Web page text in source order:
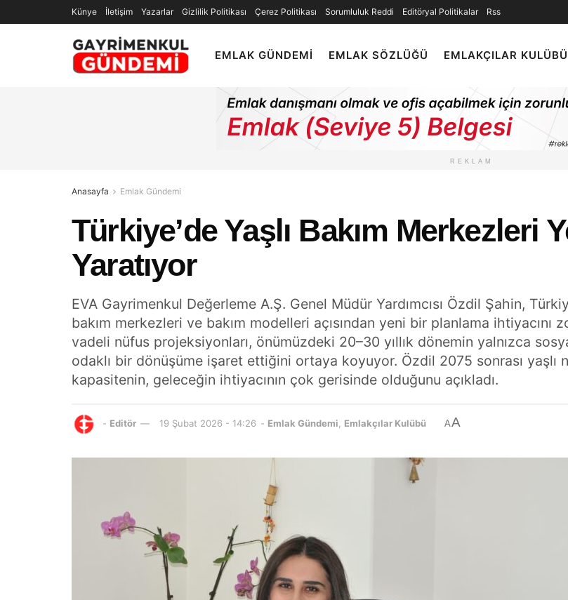
Künye İletişim Yazarlar Gizlilik Politikası Çerez Politikası Sorumluluk Reddi Editöryal Politikalar Rss
EMLAK GÜNDEMI EMLAK SÖZLÜĞÜ EMLAKÇILAR KULÜBÜ
REKLAM
Anasayfa Emlak Gündemi
Türkiye’de Yaşlı Bakım Merkezleri
Yaratıyor
EVA Gayrimenkul Değerleme A.Ş. Genel Müdür Yardımcısı Özdil Şahin,
bakım merkezleri ve bakım modelleri açısından yeni bir planlama ihtiyacını
vadeli nüfus projeksiyonları, önümüzdeki 20–30 yıllık dönemin yalnızca
odaklı bir dönüşüme işaret ettiğini ortaya koyuyor. Özdil 2075 sonrası yaşlı
kapasitenin, geleceğin ihtiyacının çok gerisinde olduğunu açıkladı.
- Editör 19 Şubat 2026 - 14:26 - Emlak Gündemi Emlakçılar Kulübü AA